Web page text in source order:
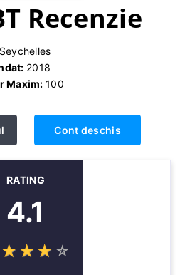
Recenzie
Seychelles
2018
Maxim:100
Cont deschis
RATING
4.1
☆☆☆ ☆
★★★ ★